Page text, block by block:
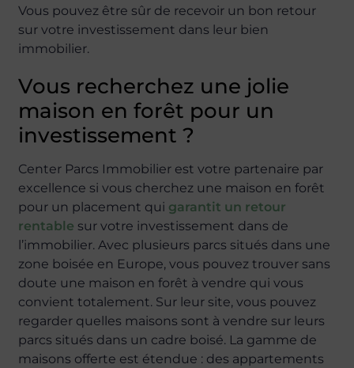
Vous pouvez être sûr de recevoir un bon retour
sur votre investissement dans leur bien
immobilier.
Vous recherchez une jolie
maison en forêt pour un
investissement ?
Center Parcs Immobilier est votre partenaire par
excellence si vous cherchez une maison en forêt
pour un placement qui garantit un retour
rentable sur votre investissement dans de
l’immobilier. Avec plusieurs parcs situés dans une
zone boisée en Europe, vous pouvez trouver sans
doute une maison en forêt à vendre qui vous
convient totalement. Sur leur site, vous pouvez
regarder quelles maisons sont à vendre sur leurs
parcs situés dans un cadre boisé. La gamme de
maisons offerte est étendue : des appartements